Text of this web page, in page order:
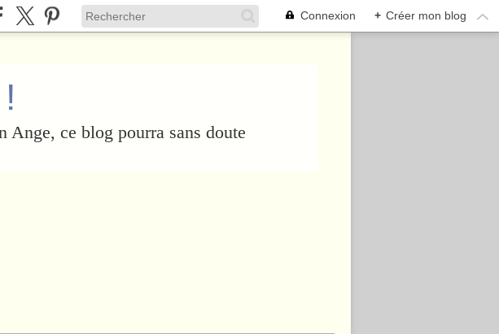
Connexion + Créer mon blog
Ange, ce blog pourra sans doute